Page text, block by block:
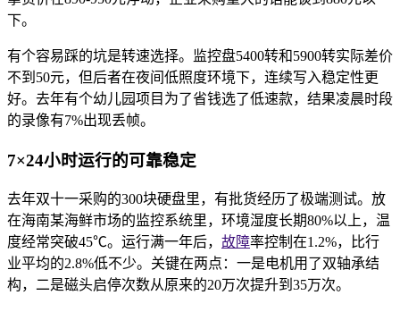
下。
有个容易踩的坑是转速选择。监控盘5400转和5900转实际差价
不到50元，但后者在夜间低照度环境下，连续写入稳定性更
好。去年有个幼儿园项目为了省钱选了低速款，结果凌晨时段
的录像有7%出现丢帧。
7×24小时运行的可靠稳定
去年双十一采购的300块硬盘里，有批货经历了极端测试。放
在海南某海鲜市场的监控系统里，环境湿度长期80%以上，温
度经常突破45℃。运行满一年后， 故障率控制在1.2%，比行
业平均的2.8%低不少。关键在两点：一是电机用了双轴承结
构，二是磁头启停次数从原来的20万次提升到35万次。